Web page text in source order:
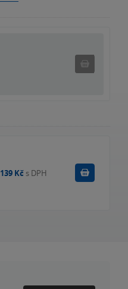
139 Kč s DPH Koupit